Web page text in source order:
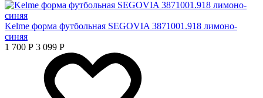
Kelme форма футбольная SEGOVIA 3871001.918 лимоно-
синяя
1 700 Р 3 099 Р